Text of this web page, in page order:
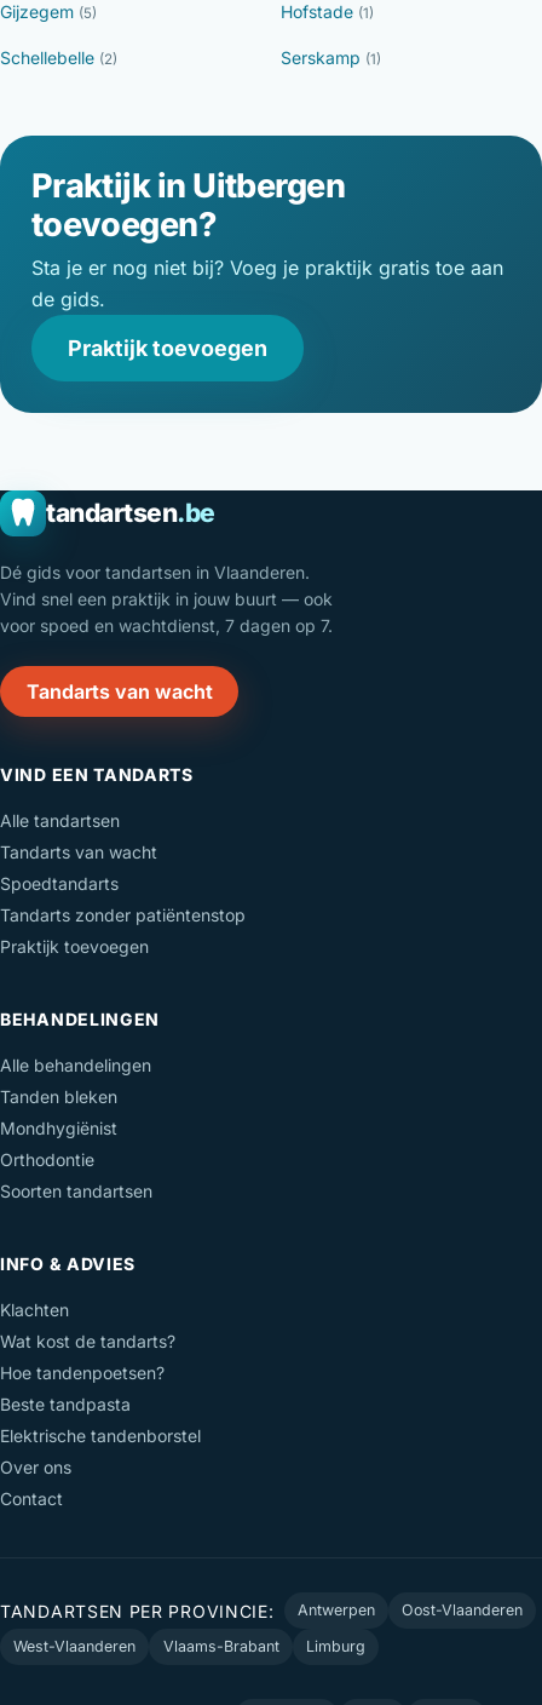
Gijzegem (5) Hofstade (1)
Schellebelle (2) Serskamp (1)
Praktijk in Uitbergen
toevoegen?
Sta je er nog niet bij? Voeg je praktijk gratis toe aan
de gids.
Praktijk toevoegen
tandartsen.be
Dé gids voor tandartsen in Vlaanderen.
Vind snel een praktijk in jouw buurt — ook
voor spoed en wachtdienst, 7 dagen op 7.
Tandarts van wacht
VIND EEN TANDARTS
Alle tandartsen
Tandarts van wacht
Spoedtandarts
Tandarts zonder patiëntenstop
Praktijk toevoegen
BEHANDELINGEN
Alle behandelingen
Tanden bleken
Mondhygiënist
Orthodontie
Soorten tandartsen
INFO & ADVIES
Klachten
Wat kost de tandarts?
Hoe tandenpoetsen?
Beste tandpasta
Elektrische tandenborstel
Over ons
Contact
TANDARTSEN PER PROVINCIE: Antwerpen
Oost-Vlaanderen
West-Vlaanderen
Vlaams-Brabant Limburg